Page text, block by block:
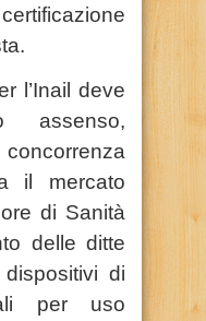
l’Inail deve
assenso,
il mercato
di Sanità
delle ditte
di
per uso